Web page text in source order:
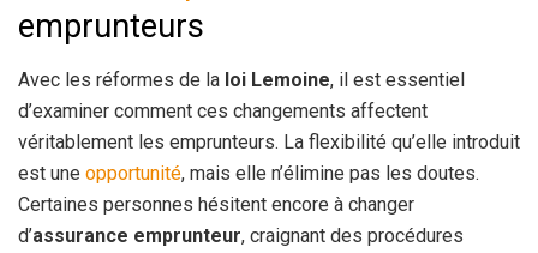
emprunteurs
Avec les réformes de la loi Lemoine, il est essentiel
d’examiner comment ces changements affectent
véritablement les emprunteurs. La flexibilité qu’elle introduit
est une opportunité, mais elle n’élimine pas les doutes.
Certaines personnes hésitent encore à changer
d’assurance emprunteur, craignant des procédures